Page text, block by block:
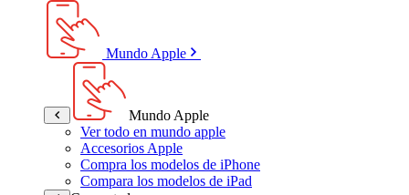
Mundo Apple
Mundo Apple
Ver todo en mundo apple
Accesorios Apple
Compra los modelos de iPhone
Compara los modelos de iPad